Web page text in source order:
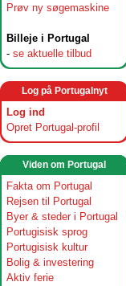
Prøv ny søgemaskine
Billeje i Portugal
- se aktuelle tilbud
Log på Portugalnyt
Log ind
Opret Portugal-profil
Viden om Portugal
Fakta om Portugal
Rejsen til Portugal
Byer & steder i Portugal
Portugisisk sprog
Portugisisk kultur
Bolig & investering
Aktiv ferie